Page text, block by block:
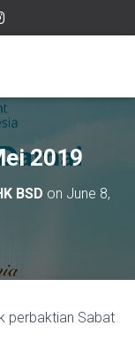
2019
BSD on June 8,
perbaktian Sabat